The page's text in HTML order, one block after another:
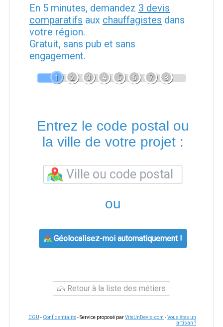
En 5 minutes, demandez 3 devis
comparatifs aux chauffagistes dans
votre région.
Gratuit, sans pub et sans
engagement.
1 2 3 4 5 6 7 8
Entrez le code postal ou
la ville de votre projet :
ou
Géolocalisez-moi automatiquement !
Retour à la liste des métiers
CGU - Confidentialité- Service proposé parViteUnDevis.com -Vous êtes un
artisan ?